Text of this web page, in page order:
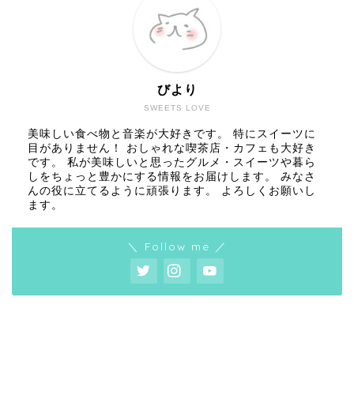
SWEETS LOVE
びより
美味しい食べ物と音楽が大好きです。 特にスイーツに
目がありません！ おしゃれな喫茶店・カフェも大好き
です。 私が美味しいと思ったグルメ・スイーツや暮ら
しをちょっと豊かにする情報をお届けします。 みなさ
んの役に立てるように頑張ります。 よろしくお願いし
ます。
＼ Follow me ／